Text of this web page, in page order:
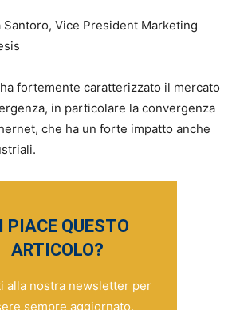
Vice President Marketing
fortemente caratterizzato il mercato
in particolare la convergenza
che ha un forte impatto anche
PIACE QUESTO
ARTICOLO?
alla nostra newsletter per
sempre aggiornato.